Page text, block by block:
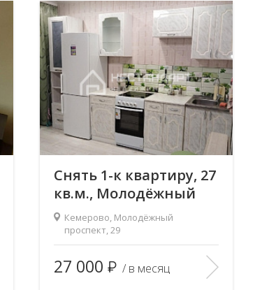
Снять 1-к квартиру, 27
кв.м., Молодёжный
проспект, 29
Кемерово, Молодёжный
проспект, 29
2
Количество комнат:
1
27 000 / в месяц